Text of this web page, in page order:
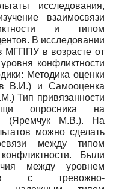
исследования,
взаимосвязи
и типом
В исследовании
МГППУ в возрасте от
конфликтности
Методика оценки
В.И.) и Самооценка
Тип привязанности
опросника на
(Яремчук М.В.). На
можно сделать
между типом
Были
между уровнем
с тревожно-